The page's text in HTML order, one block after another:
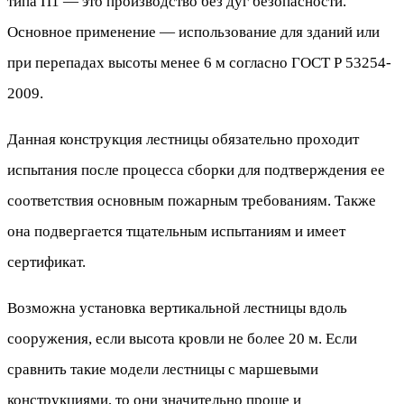
Основное применение — использование для зданий или
при перепадах высоты менее 6 м согласно ГОСТ Р 53254-
2009.
Данная конструкция лестницы обязательно проходит
испытания после процесса сборки для подтверждения ее
соответствия основным пожарным требованиям. Также
она подвергается тщательным испытаниям и имеет
сертификат.
Возможна установка вертикальной лестницы вдоль
сооружения, если высота кровли не более 20 м. Если
сравнить такие модели лестницы с маршевыми
конструкциями, то они значительно проще и